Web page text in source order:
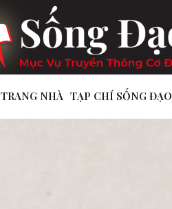
TRANG NHÀ TẠP CHÍ SỐNG ĐẠO